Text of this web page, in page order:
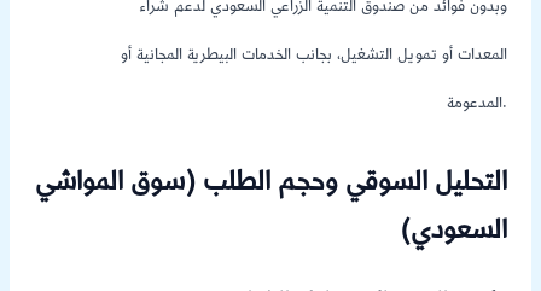
وبدون فوائد من صندوق التنمية الزراعي السعودي لدعم شراء
المعدات أو تمويل التشغيل، بجانب الخدمات البيطرية المجانية أو
المدعومة.
التحليل السوقي وحجم الطلب (سوق المواشي
السعودي)